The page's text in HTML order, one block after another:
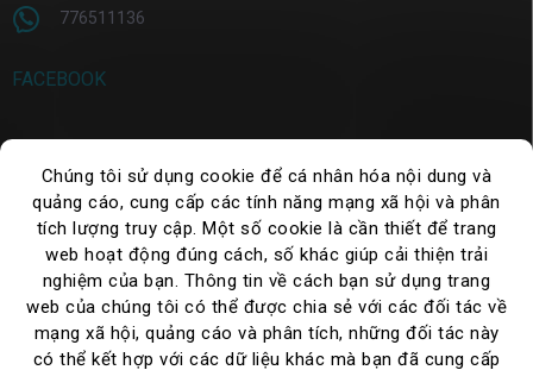
Chúng tôi sử dụng cookie để cá nhân hóa nội dung và
quảng cáo, cung cấp các tính năng mạng xã hội và phân
tích lượng truy cập. Một số cookie là cần thiết để trang
web hoạt động đúng cách, số khác giúp cải thiện trải
nghiệm của bạn. Thông tin về cách bạn sử dụng trang
web của chúng tôi có thể được chia sẻ với các đối tác về
mạng xã hội, quảng cáo và phân tích, những đối tác này
có thể kết hợp với các dữ liệu khác mà bạn đã cung cấp
776511136
FACEBOOK
TÌM KIẾM
Tìm
kiếm